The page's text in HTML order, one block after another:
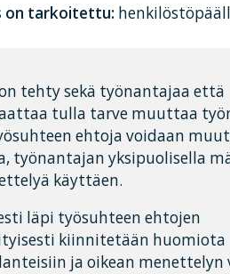
on tarkoitettu:
tehty sekä työnantajaa että
tulla tarve muuttaa
ehtoja voidaan
työnantajan yksipuolisella
käyttäen.
läpi työsuhteen ehtojen
kiinnitetään huomiota
ja oikean menettelyn